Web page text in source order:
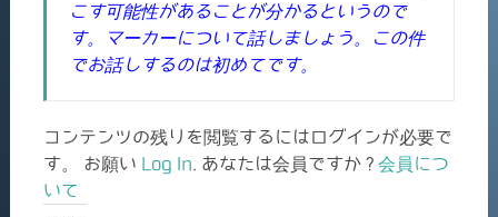
こす可能性があることが分かるというので
す。マーカーについて話しましょう。この件
でお話しするのは初めてです。
コンテンツの残りを閲覧するにはログインが必要で
す。 お願い Log In . あなたは会員ですか ? 会員につ
いて